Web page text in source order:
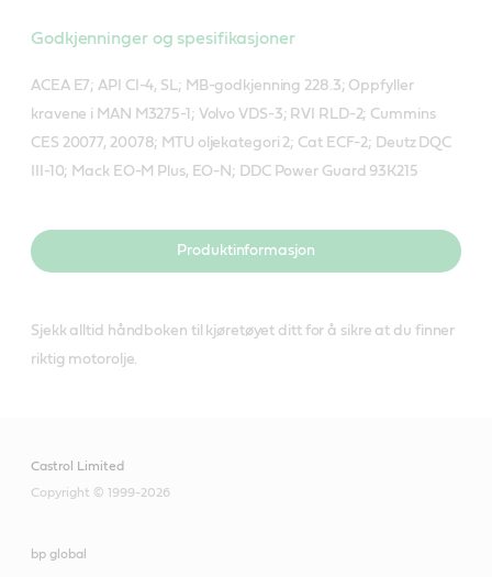
Godkjenninger og spesifikasjoner
ACEA E7; API CI-4, SL; MB-godkjenning 228.3; Oppfyller
kravene i MAN M3275-1; Volvo VDS-3; RVI RLD-2; Cummins
CES 20077, 20078; MTU oljekategori 2; Cat ECF-2; Deutz DQC
III-10; Mack EO-M Plus, EO-N; DDC Power Guard 93K215
Produktinformasjon
Sjekk alltid håndboken til kjøretøyet ditt for å sikre at du finner
riktig motorolje.
Castrol Limited
Copyright © 1999-2026
bp global